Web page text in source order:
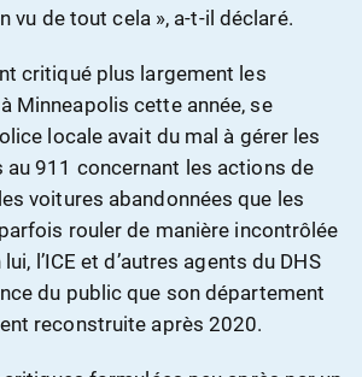
vu de tout cela », a-t-il déclaré.
critiqué plus largement les
Minneapolis cette année, se
locale avait du mal à gérer les
au 911 concernant les actions de
voitures abandonnées que les
rouler de manière incontrôlée
l’ICE et d’autres agents du DHS
du public que son département
reconstruite après 2020.